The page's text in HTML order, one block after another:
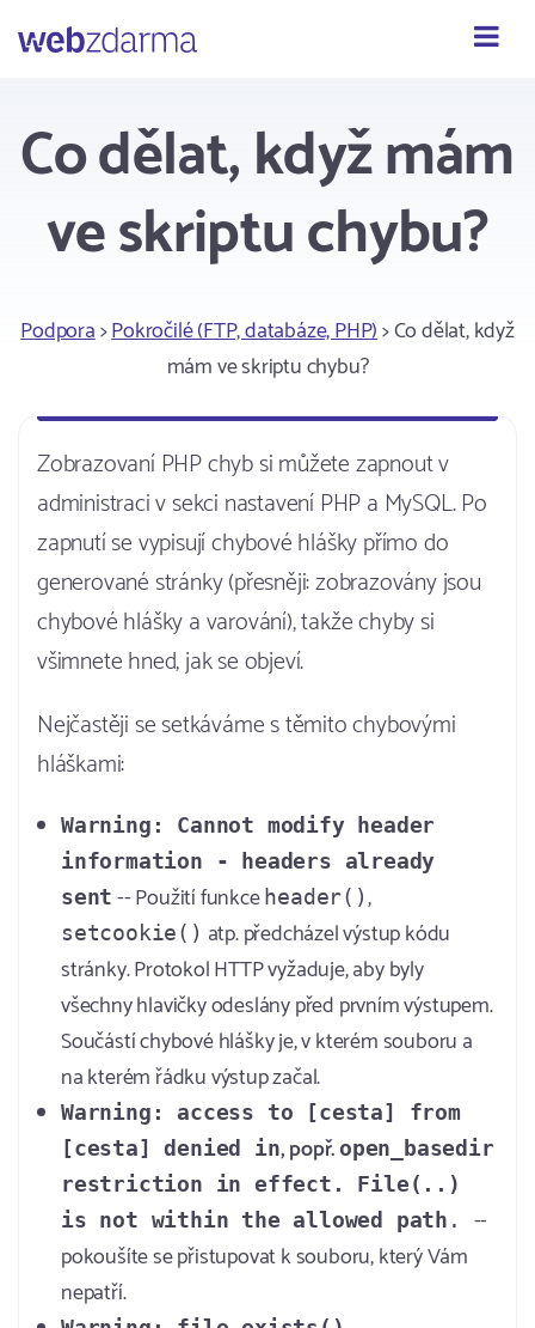
Co dělat, když mám
ve skriptu chybu?
Podpora>Pokročilé (FTP, databáze, PHP)> Co dělat, když
mám ve skriptu chybu?
Zobrazovaní PHP chyb si můžete zapnout v
administraci v sekci nastavení PHP a MySQL. Po
zapnutí se vypisují chybové hlášky přímo do
generované stránky (přesněji: zobrazovány jsou
chybové hlášky a varování), takže chyby si
všimnete hned, jak se objeví.
Nejčastěji se setkáváme s těmito chybovými
hláškami:
Warning: Cannot modify header
information - headers already
sent -- Použití funkce header(),
setcookie() atp. předcházel výstup kódu
stránky. Protokol HTTP vyžaduje, aby byly
všechny hlavičky odeslány před prvním výstupem.
Součástí chybové hlášky je, v kterém souboru a
na kterém řádku výstup začal.
Warning: access to [cesta] from
[cesta] denied in, popř. open_basedir
restriction in effect. File(..)
is not within the allowed path . --
pokoušíte se přistupovat k souboru, který Vám
nepatří.